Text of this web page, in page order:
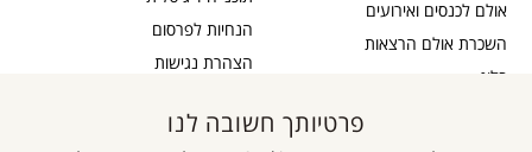
הנחיות לפרסום
הצהרת נגישות
אישור נגישות
אולם לכנסים ואירועים
השכרת אולם הרצאות
בלוג
פרטיותך חשובה לנו